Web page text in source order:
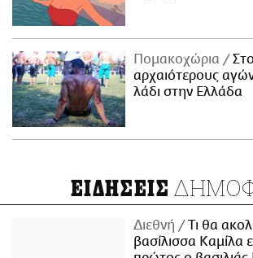
Πομακοχώρια
αρχαιότερους
λάδι στην Ελλάδα
ΕΙΔΗΣΕΙΣ
Διεθνή
Τι θα
βασίλισσα Καμίλα